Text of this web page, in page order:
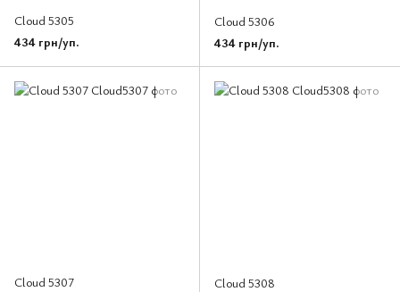
Cloud 5305
434 грн/уп.
Cloud 5306
434 грн/уп.
Cloud 5307
Cloud 5308